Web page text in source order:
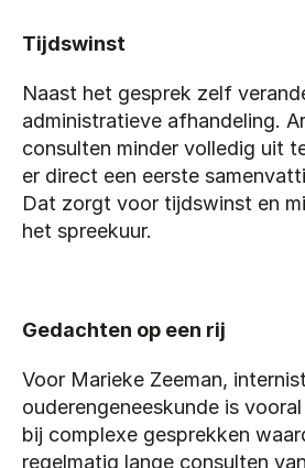
Tijdswinst
Naast het gesprek zelf
administratieve afhandeling.
consulten minder volledig uit
er direct een eerste
Dat zorgt voor tijdswinst en
het spreekuur.
Gedachten op een rij
Voor Marieke Zeeman, internist
ouderengeneeskunde is
bij complexe gesprekken
regelmatig lange consulten